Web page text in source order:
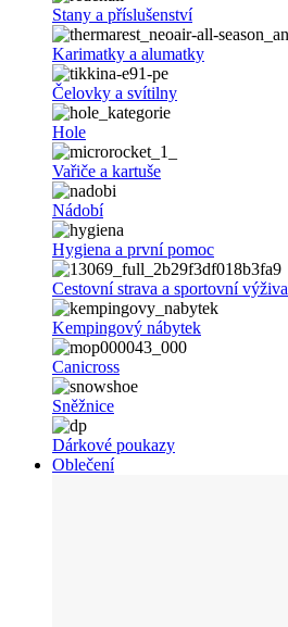
Stany a příslušenství
Karimatky a alumatky
Čelovky a svítilny
Hole
Vařiče a kartuše
Nádobí
Hygiena a první pomoc
Cestovní strava a sportovní výživa
Kempingový nábytek
Canicross
Sněžnice
Dárkové poukazy
Oblečení